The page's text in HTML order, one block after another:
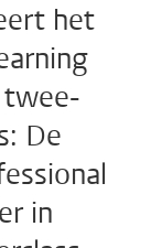
het
twee-
De
in